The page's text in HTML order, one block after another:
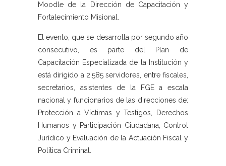
Moodle de la Dirección de Capacitación y
Fortalecimiento Misional.
El evento, que se desarrolla por segundo año
consecutivo, es parte del Plan de
Capacitación Especializada de la Institución y
está dirigido a 2.585 servidores, entre fiscales,
secretarios, asistentes de la FGE a escala
nacional y funcionarios de las direcciones de:
Protección a Víctimas y Testigos, Derechos
Humanos y Participación Ciudadana, Control
Jurídico y Evaluación de la Actuación Fiscal y
Política Criminal.